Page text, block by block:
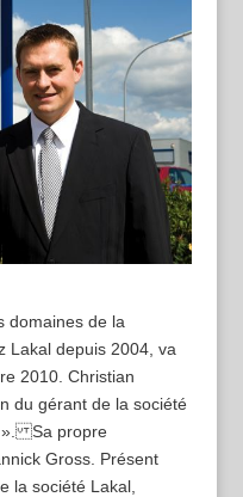
domaines de la
Lakal depuis 2004, va
2010. Christian
du gérant de la société
». Sa propre
Gross. Présent
la société Lakal,